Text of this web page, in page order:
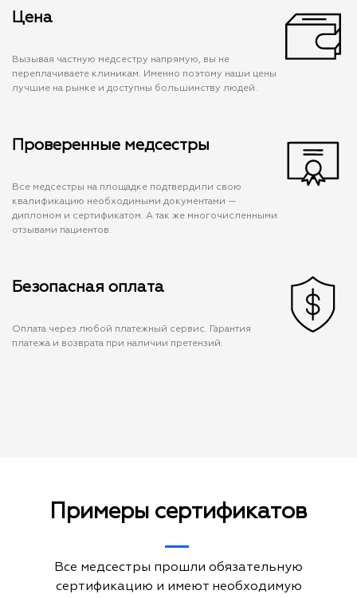
Цена
Вызывая частную медсестру напрямую, вы не
переплачиваете клиникам. Именно поэтому наши цены
лучшие на рынке и доступны большинству людей.
Проверенные медсестры
Все медсестры на площадке подтвердили свою
квалификацию необходимыми документами —
дипломом и сертификатом. А так же многочисленными
отзывами пациентов.
Безопасная оплата
Оплата через любой платежный сервис. Гарантия
платежа и возврата при наличии претензий.
Примеры сертификатов
Все медсестры прошли обязательную
сертификацию и имеют необходимую